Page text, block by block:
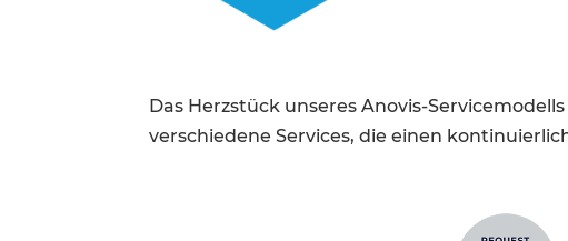
Das Herzstück unseres Anovis-
verschiedene Services, die einen